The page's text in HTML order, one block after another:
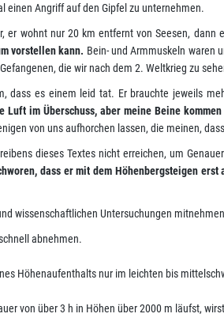
einen Angriff auf den Gipfel zu unternehmen.
er wohnt nur 20 km entfernt von Seesen,
vorstellen kann. Bein- und Armmuskeln waren
die wir nach dem 2. Weltkrieg zu
dass es einem leid tat. Er brauchte jeweils
Luft im Überschuss, aber meine Beine
von uns aufhorchen lassen, die meinen,
dieses Textes nicht erreichen, um
dass er mit dem Höhenbergsteigen
wissenschaftlichen Untersuchungen
abnehmen.
Höhenaufenthalts nur im leichten bis
von über 3 h in Höhen über 2000 m läufst,